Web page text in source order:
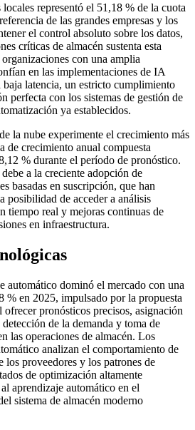
representó el 51,18 % de la cuota
de las grandes empresas y los
el control absoluto sobre los datos,
críticas de almacén sustenta esta
con una amplia
en las implementaciones de IA
baja latencia, un estricto cumplimiento
perfecta con los sistemas de gestión de
ya establecidos.
la nube experimente el crecimiento más
de crecimiento anual compuesta
% durante el período de pronóstico.
a la creciente adopción de
basadas en suscripción, que han
posibilidad de acceder a análisis
tiempo real y mejoras continuas de
en infraestructura.
automático dominó el mercado con una
% en 2025, impulsado por la propuesta
pronósticos precisos, asignación
de la demanda y toma de
las operaciones de almacén. Los
analizan el comportamiento de
proveedores y los patrones de
de optimización altamente
aprendizaje automático en el
sistema de almacén moderno